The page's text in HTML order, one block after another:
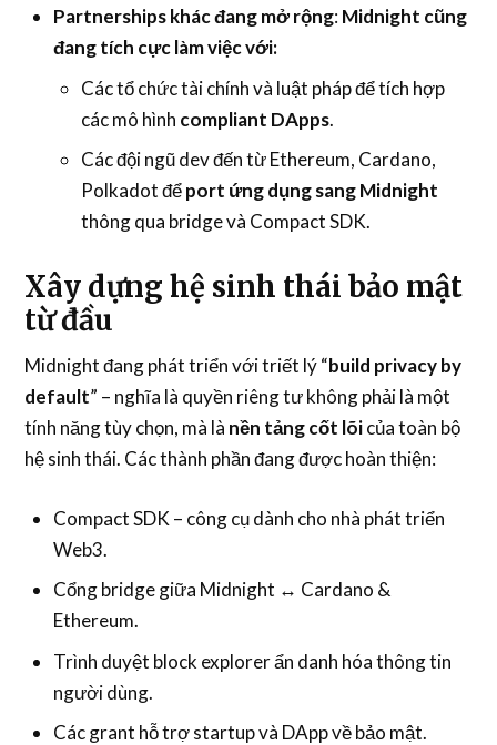
Partnerships khác đang mở rộng:Midnight cũng
đang tích cực làm việc với:
Các tổ chức tài chính và luật pháp để tích hợp
các mô hình compliant DApps.
Các đội ngũ dev đến từ Ethereum, Cardano,
Polkadot đểport ứng dụng sang Midnight
thông qua bridge và Compact SDK.
Xây dựng hệ sinh thái bảo mật
từ đầu
Midnight đang phát triển với triết lý “build privacy by
default” – nghĩa là quyền riêng tư không phải là một
tính năng tùy chọn, mà là nền tảng cốt lõicủa toàn bộ
hệ sinh thái. Các thành phần đang được hoàn thiện:
Compact SDK – công cụ dành cho nhà phát triển
Web3.
Cổng bridge giữa Midnight ↔ Cardano &
Ethereum.
Trình duyệt block explorer ẩn danh hóa thông tin
người dùng.
Các grant hỗ trợ startup và DApp về bảo mật.